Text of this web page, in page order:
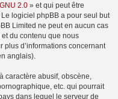
2.0 » et qui peut être
logiciel phpBB a pour seul but
Limited ne peut en aucun cas
du contenu que nous
plus d’informations concernant
anglais).
caractère abusif, obscène,
etc. qui pourrait
dans lequel le serveur de